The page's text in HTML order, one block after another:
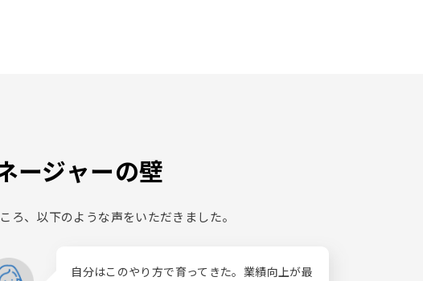
ージャーの壁
、以下のような声をいただきました。
自分はこのやり方で育ってきた。業績向上が最